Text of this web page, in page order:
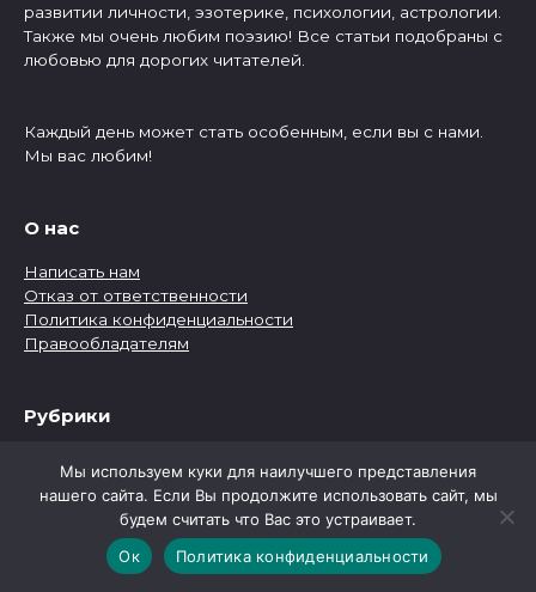
развитии личности, эзотерике, психологии, астрологии.
Также мы очень любим поэзию! Все статьи подобраны с
любовью для дорогих читателей.
Каждый день может стать особенным, если вы с нами.
Мы вас любим!
О нас
Написать нам
Отказ от ответственности
Политика конфиденциальности
Правообладателям
Рубрики
Мы используем куки для наилучшего представления
нашего сайта. Если Вы продолжите использовать сайт, мы
будем считать что Вас это устраивает.
Ок
Политика конфиденциальности